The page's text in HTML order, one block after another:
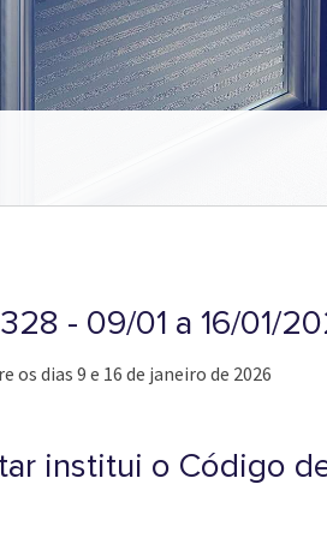
- 09/01 a 16/01/
dias 9 e 16 de janeiro de 2026
institui o Código